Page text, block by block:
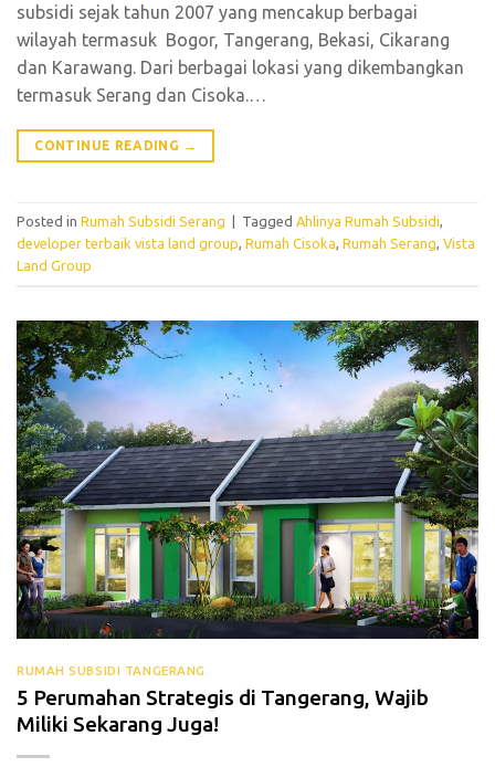
subsidi sejak tahun 2007 yang mencakup berbagai
wilayah termasuk Bogor, Tangerang, Bekasi, Cikarang
dan Karawang. Dari berbagai lokasi yang dikembangkan
termasuk Serang dan Cisoka.…
CONTINUE READING →
Posted in Rumah Subsidi Serang Tagged Ahlinya Rumah Subsidi,
developer terbaik vista land group, Rumah Cisoka, Rumah Serang, Vista
Land Group
RUMAH SUBSIDI TANGERANG
5 Perumahan Strategis di Tangerang, Wajib
Miliki Sekarang Juga!